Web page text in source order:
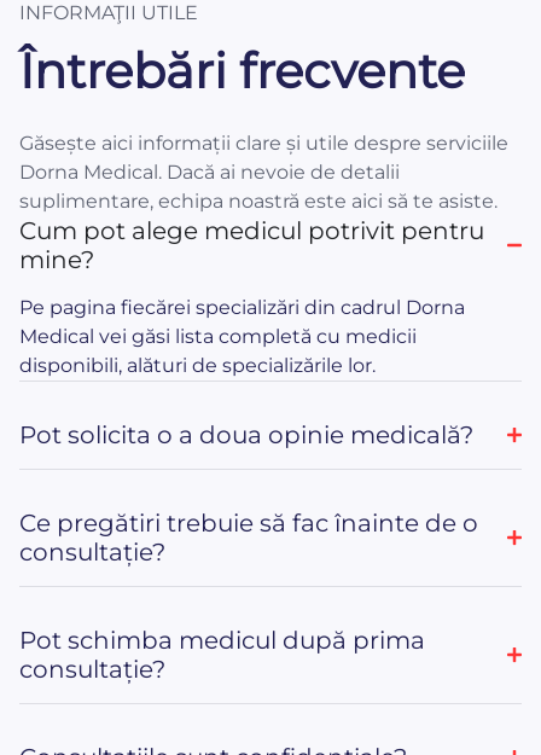
INFORMAŢII UTILE
Întrebări frecvente
Găsește aici informații clare și utile despre serviciile
Dorna Medical. Dacă ai nevoie de detalii
suplimentare, echipa noastră este aici să te asiste.
Cum pot alege medicul potrivit pentru
mine?
Pe pagina fiecărei specializări din cadrul Dorna
Medical vei găsi lista completă cu medicii
disponibili, alături de specializările lor.
Pot solicita o a doua opinie medicală?
Ce pregătiri trebuie să fac înainte de o
consultație?
Pot schimba medicul după prima
consultație?